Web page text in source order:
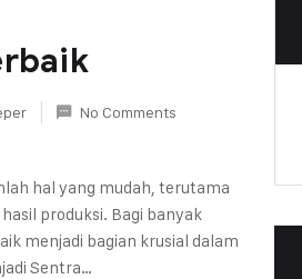
No Comments
hal yang mudah, terutama
produksi. Bagi banyak
menjadi bagian krusial dalam
Sentra…